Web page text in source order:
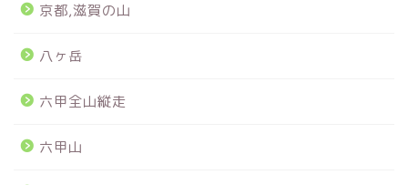
京都,滋賀の山
八ヶ岳
六甲全山縦走
六甲山